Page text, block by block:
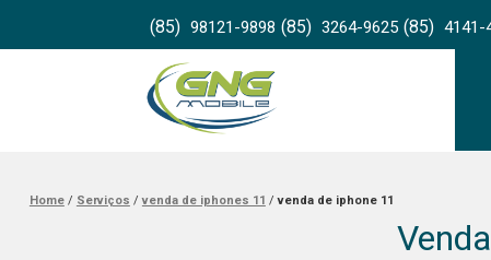
(85) 98121-9898 (85) 3264-9625 (85) 4141-
Home Serviços venda de iphones 11 venda de iphone 11